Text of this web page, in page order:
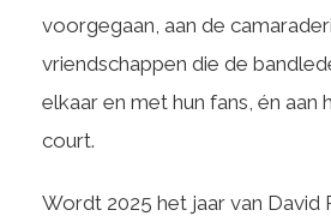
voorgegaan, aan de
vriendschappen die de
elkaar en met hun fans, én aan
court.
Wordt 2025 het jaar van David